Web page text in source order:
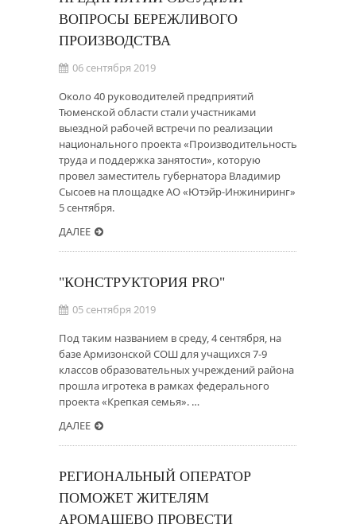
ВОПРОСЫ БЕРЕЖЛИВОГО
ПРОИЗВОДСТВА
06 сентября 2019
Около 40 руководителей предприятий
Тюменской области стали участниками
выездной рабочей встречи по реализации
национального проекта «Производительность
труда и поддержка занятости», которую
провел заместитель губернатора Владимир
Сысоев на площадке АО «Ютэйр-Инжиниринг»
5 сентября.
ДАЛЕЕ
"КОНСТРУКТОРИЯ PRO"
05 сентября 2019
Под таким названием в среду, 4 сентября, на
базе Армизонской СОШ для учащихся 7-9
классов образовательных учреждений района
прошла игротека в рамках федерального
проекта «Крепкая семья». …
ДАЛЕЕ
РЕГИОНАЛЬНЫЙ ОПЕРАТОР
ПОМОЖЕТ ЖИТЕЛЯМ
АРОМАШЕВО ПРОВЕСТИ